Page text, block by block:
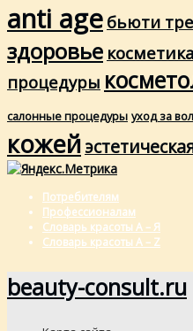
anti age бьюти
здоровье косметика
процедуры
салонные процедуры уход за
кожей
Потребителям
Профессионалам
Словарь красоты А – Я
Словарь красоты A – Z
beauty-consult.ru